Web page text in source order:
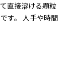
直接溶ける顆粒
す。 人手や時間